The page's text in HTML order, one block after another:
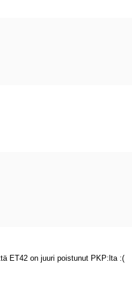
ET42 on juuri poistunut PKP:lta :(